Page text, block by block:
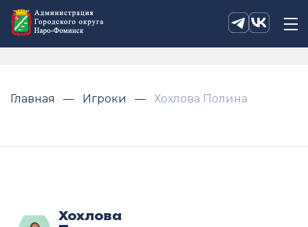
Главная Игроки Хохлова Полина
Хохлова